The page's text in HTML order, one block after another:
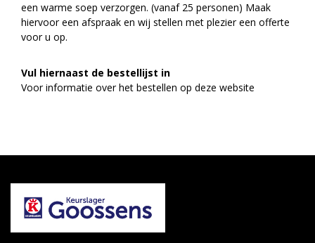
een warme soep verzorgen. (vanaf 25 personen) Maak
hiervoor een afspraak en wij stellen met plezier een offerte
voor u op.
Vul hiernaast de bestellijst in
Voor informatie over het bestellen op deze website